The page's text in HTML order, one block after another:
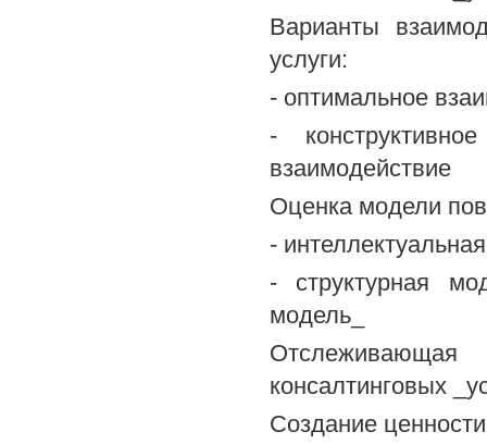
Варианты
услуги:
- оптимальное
-
взаимодействие
Оценка модели
-
- структурная
модель_
консалтинговых
Создание